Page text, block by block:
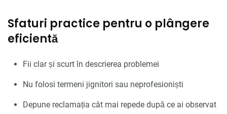
Sfaturi practice pentru o plângere
eficientă
Fii clar și scurt în descrierea problemei
Nu folosi termeni jignitori sau neprofesioniști
Depune reclamația cât mai repede după ce ai observat